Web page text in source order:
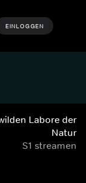
EINLOGGEN
Labore der
Natur
S1 streamen